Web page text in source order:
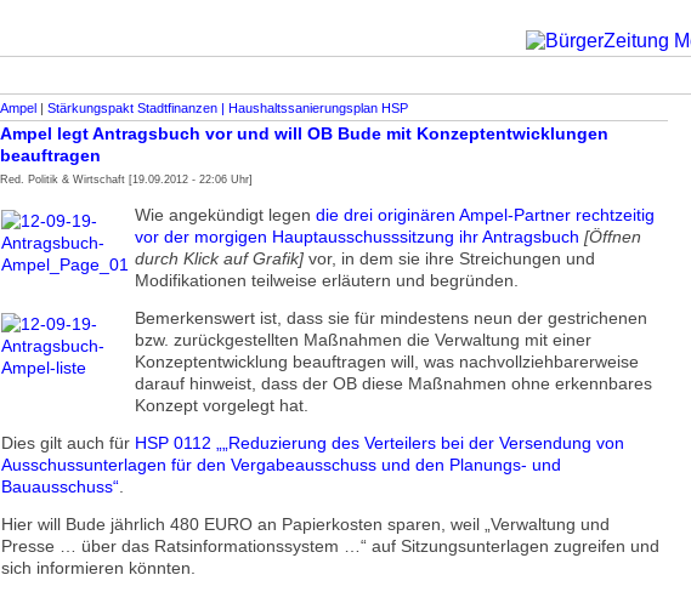
Ampel | Stärkungspakt Stadt­finanzen | Haus­halts­sanierungsplan HSP
Ampel legt Antragsbuch vor und will OB Bude mit Konzeptentwicklungen
beauftragen
Red. Politik & Wirtschaft [19.09.2012 - 22:06 Uhr]
Wie angekündigt legen die drei originären Ampel-Partner rechtzeitig
vor der morgigen Hauptausschusssitzung ihr Antragsbuch [Öffnen
durch Klick auf Grafik] vor, in dem sie ihre Streichungen und
Modifikationen teilweise erläutern und begründen.
Bemerkenswert ist, dass sie für mindestens neun der gestrichenen
bzw. zurückgestellten Maßnahmen die Verwaltung mit einer
Konzeptentwicklung beauftragen will, was nachvollziehbarerweise
darauf hinweist, dass der OB diese Maßnahmen ohne erkennbares
Konzept vorgelegt hat.
Dies gilt auch für HSP 0112 „„Reduzierung des Verteilers bei der Versendung von
Ausschussunterlagen für den Vergabeausschuss und den Planungs- und
Bauausschuss“
Hier will Bude jährlich 480 EURO an Papierkosten sparen, weil „Verwaltung und
Presse … über das Ratsinformationssystem …“ auf Sitzungsunterlagen zugreifen und
sich informieren könnten.